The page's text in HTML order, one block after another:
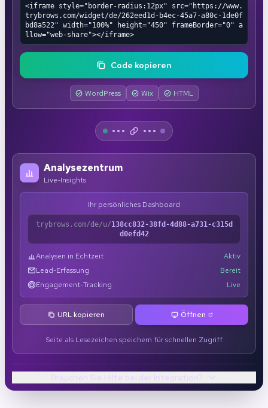
<iframe style="border-radius:12px" src="https://www.
trybrows.com/widget/de/262eed1d-b4ec-45a7-a80c-1de0f
bd8a522" width="100%" height="450" frameBorder="0" a
llow="web-share"></iframe>
Code kopieren
WordPress Wix HTML
Analysezentrum
Live-Insights
Ihr persönliches Dashboard
trybrows.com/de/u/138cc832-38fd-4d88-a731-c315d
d0efd42
Analysen in Echtzeit
Aktiv
Lead-Erfassung
Bereit
Engagement-Tracking
Live
URL kopieren Öffnen
Seite als Lesezeichen speichern für schnellen Zugriff
Brauchen Sie Hilfe bei der Integration?